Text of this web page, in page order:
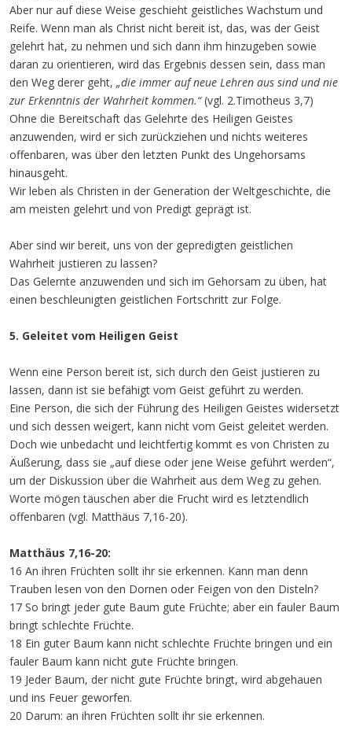
Aber nur auf diese Weise geschieht geistliches Wachstum und
Reife. Wenn man als Christ nicht bereit ist, das, was der Geist
gelehrt hat, zu nehmen und sich dann ihm hinzugeben sowie
daran zu orientieren, wird das Ergebnis dessen sein, dass man
den Weg derer geht, „die immer auf neue Lehren aus sind und nie
zur Erkenntnis der Wahrheit kommen.“(vgl. 2.Timotheus 3,7)
Ohne die Bereitschaft das Gelehrte des Heiligen Geistes
anzuwenden, wird er sich zurückziehen und nichts weiteres
offenbaren, was über den letzten Punkt des Ungehorsams
hinausgeht.
Wir leben als Christen in der Generation der Weltgeschichte, die
am meisten gelehrt und von Predigt geprägt ist.
Aber sind wir bereit, uns von der gepredigten geistlichen
Wahrheit justieren zu lassen?
Das Gelernte anzuwenden und sich im Gehorsam zu üben, hat
einen beschleunigten geistlichen Fortschritt zur Folge.
5. Geleitet vom Heiligen Geist
Wenn eine Person bereit ist, sich durch den Geist justieren zu
lassen, dann ist sie befähigt vom Geist geführt zu werden.
Eine Person, die sich der Führung des Heiligen Geistes widersetzt
und sich dessen weigert, kann nicht vom Geist geleitet werden.
Doch wie unbedacht und leichtfertig kommt es von Christen zu
Äußerung, dass sie „auf diese oder jene Weise geführt werden“,
um der Diskussion über die Wahrheit aus dem Weg zu gehen.
Worte mögen täuschen aber die Frucht wird es letztendlich
offenbaren (vgl. Matthäus 7,16-20).
Matthäus 7,16-20:
16 An ihren Früchten sollt ihr sie erkennen. Kann man denn
Trauben lesen von den Dornen oder Feigen von den Disteln?
17 So bringt jeder gute Baum gute Früchte; aber ein fauler Baum
bringt schlechte Früchte.
18 Ein guter Baum kann nicht schlechte Früchte bringen und ein
fauler Baum kann nicht gute Früchte bringen.
19 Jeder Baum, der nicht gute Früchte bringt, wird abgehauen
und ins Feuer geworfen.
20 Darum: an ihren Früchten sollt ihr sie erkennen.